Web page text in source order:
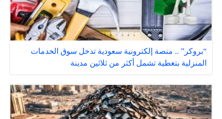
“بروكر” .. منصة إلكترونية سعودية تدخل سوق الخدمات
المنزلية بتغطية تشمل أكثر من ثلاثين مدينة